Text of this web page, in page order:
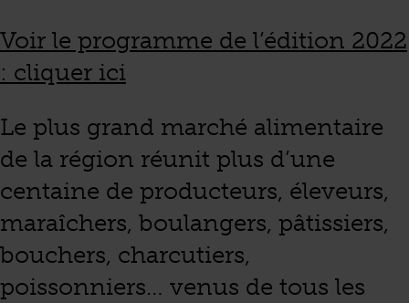
Voir le programme de l’édition 2022
: cliquer ici
Le plus grand marché alimentaire
de la région réunit plus d’une
centaine de producteurs, éleveurs,
maraîchers, boulangers, pâtissiers,
bouchers, charcutiers,
poissonniers… venus de tous les